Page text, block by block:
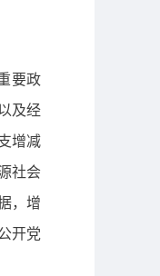
要政
及经
增减
社会
，增
开党